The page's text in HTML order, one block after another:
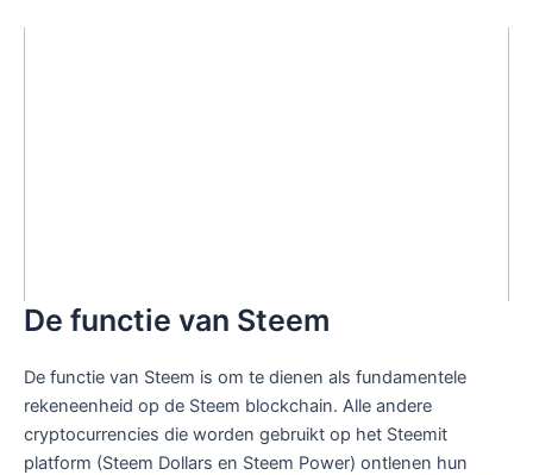
De functie van Steem
De functie van Steem is om te dienen als fundamentele
rekeneenheid op de Steem blockchain. Alle andere
cryptocurrencies die worden gebruikt op het Steemit
platform (Steem Dollars en Steem Power) ontlenen hun